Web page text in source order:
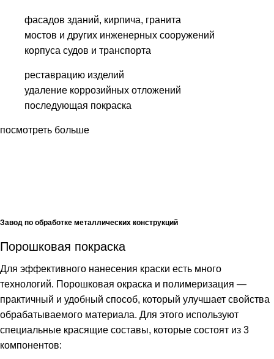
фасадов зданий, кирпича, гранита
мостов и других инженерных сооружений
корпуса судов и транспорта
реставрацию изделий
удаление коррозийных отложений
последующая покраска
посмотреть больше
Завод по обработке металлических конструкций
Порошковая покраска
Для эффективного нанесения краски есть много
технологий. Порошковая окраска и полимеризация —
практичный и удобный способ, который улучшает свойства
обрабатываемого материала. Для этого используют
специальные красящие составы, которые состоят из 3
компонентов: